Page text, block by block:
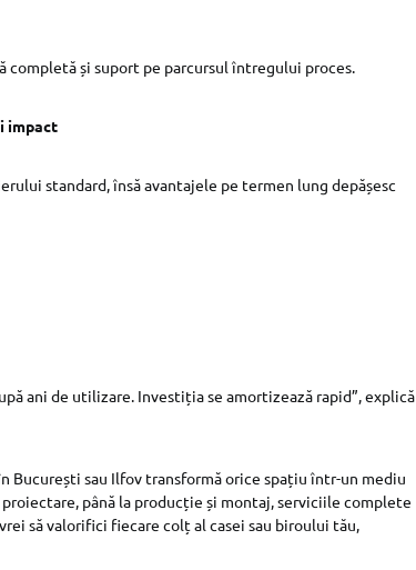
și suport pe parcursul întregului proces.
impact
standard, însă avantajele pe termen lung depășesc
ani de utilizare. Investiția se amortizează rapid”, explică
București sau Ilfov transformă orice spațiu într-un mediu
până la producție și montaj, serviciile complete
să valorifici fiecare colț al casei sau biroului tău,